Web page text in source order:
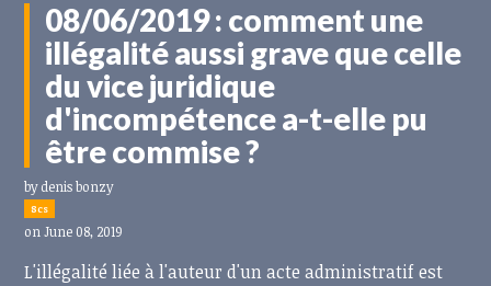
08/06/2019 : comment une
illégalité aussi grave que celle
du vice juridique
d'incompétence a-t-elle pu
être commise ?
bydenis bonzy
8cs
on June 08, 2019
L'illégalité liée à l'auteur d'un acte administratif est